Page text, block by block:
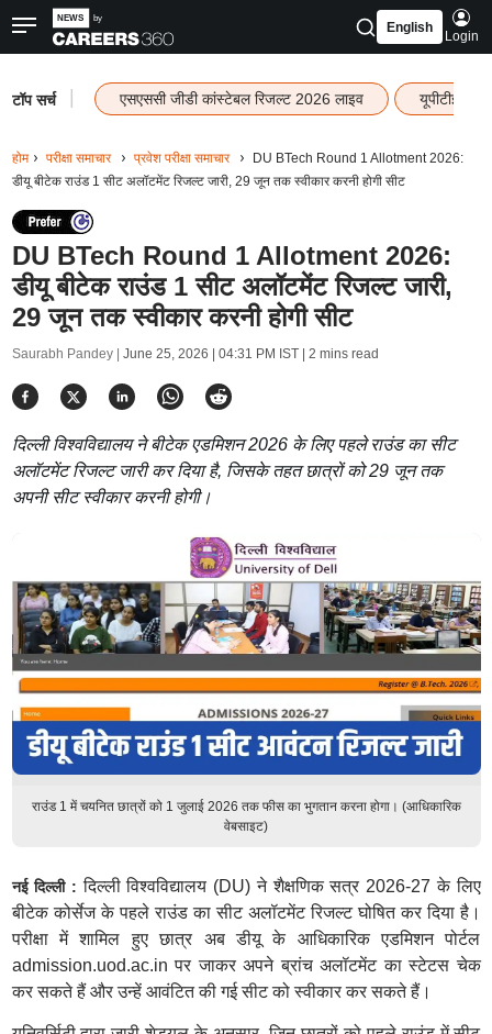
English
Login
टॉप सर्च एसएससी जीडी कांस्टेबल रिजल्ट 2026 लाइव यूपीटीईटी
होम परीक्षा समाचार प्रवेश परीक्षा समाचार
DU BTech Round 1 Allotment 2026:
डीयू बीटेक राउंड 1 सीट अलॉटमेंट रिजल्ट जारी, 29 जून तक स्वीकार करनी होगी सीट
DU BTech Round 1 Allotment 2026:
डीयू बीटेक राउंड 1 सीट अलॉटमेंट रिजल्ट जारी,
29 जून तक स्वीकार करनी होगी सीट
Saurabh Pandey | June 25, 2026 | 04:31 PM IST| 2 mins read
दिल्ली विश्वविद्यालय ने बीटेक एडमिशन 2026 के लिए पहले राउंड का सीट
अलॉटमेंट रिजल्ट जारी कर दिया है, जिसके तहत छात्रों को 29 जून तक
अपनी सीट स्वीकार करनी होगी।
राउंड 1 में चयनित छात्रों को 1 जुलाई 2026 तक फीस का भुगतान करना होगा। (आधिकारिक
वेबसाइट)
नई दिल्ली : दिल्ली विश्वविद्यालय (DU) ने शैक्षणिक सत्र 2026-27 के लिए
बीटेक कोर्सेज के पहले राउंड का सीट अलॉटमेंट रिजल्ट घोषित कर दिया है।
परीक्षा में शामिल हुए छात्र अब डीयू के आधिकारिक एडमिशन पोर्टल
admission.uod.ac.in पर जाकर अपने ब्रांच अलॉटमेंट का स्टेटस चेक
कर सकते हैं और उन्हें आवंटित की गई सीट को स्वीकार कर सकते हैं।